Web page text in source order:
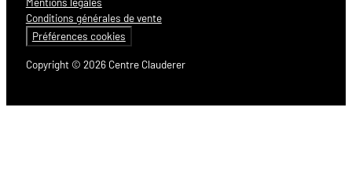
Copyright © 2026 Centre Clauderer
Conditions générales de vente
Préférences cookies